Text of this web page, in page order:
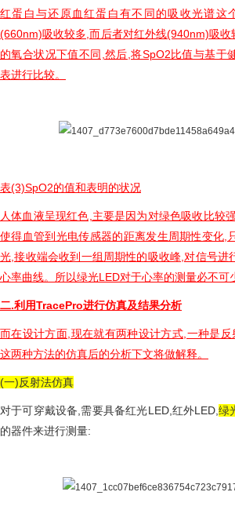
红蛋白与还原血红蛋白有不同的吸收光谱这
(660nm)吸收较多,而后者对红外线(940nm)吸收
的氧合状况下值不同,然后,将SpO2比值与基于
表进行比较。
表(3)SpO2的值和表明的状况
人体血液呈现红色,主要是因为对绿色吸收比较
使得血管到光电传感器的距离发生周期性变化,
光,接收端会收到一组周期性的吸收峰,对信号进
心率曲线。所以绿光LED对于心率的测量必不可
二.利用TracePro进行仿真及结果分析
而在设计方面,现在就有两种设计方式,一种是
这两种方法的仿真后的分析下文将做解释。
(一)反射法仿真
对于可穿戴设备,需要具备红光LED,红外LED,绿
的器件来进行测量: